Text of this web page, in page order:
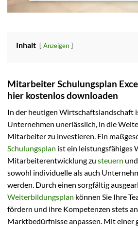
Inhalt Anzeigen
Mitarbeiter Schulungsplan
hier kostenlos downloaden
In der heutigen Wirtschaftslandschaft
Unternehmen unerlässlich, in die
Mitarbeiter zu investieren. Ein
Schulungsplan ist ein leistungsfähiges
Mitarbeiterentwicklung zu steuern
sowohl individuelle als auch
werden. Durch einen sorgfältig
Weiterbildungsplan können Sie Ihre
fördern und ihre Kompetenzen stets
Marktbedürfnisse anpassen. Mit einer